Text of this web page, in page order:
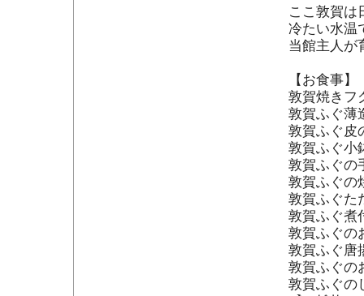
ここ敦賀は
冷たい水温
当館主人が
【お食事】
敦賀焼きフ
敦賀ふぐ薄
敦賀ふぐ皮
敦賀ふぐ小
敦賀ふぐの
敦賀ふぐの
敦賀ふぐた
敦賀ふぐ煮
敦賀ふぐの
敦賀ふぐ唐
敦賀ふぐの
敦賀ふぐの